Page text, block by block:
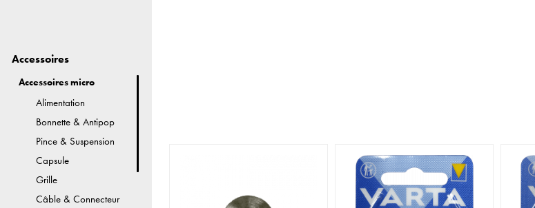
Accessoires
Accessoires micro
Alimentation
Bonnette & Antipop
Pince & Suspension
Capsule
Grille
Câble & Connecteur